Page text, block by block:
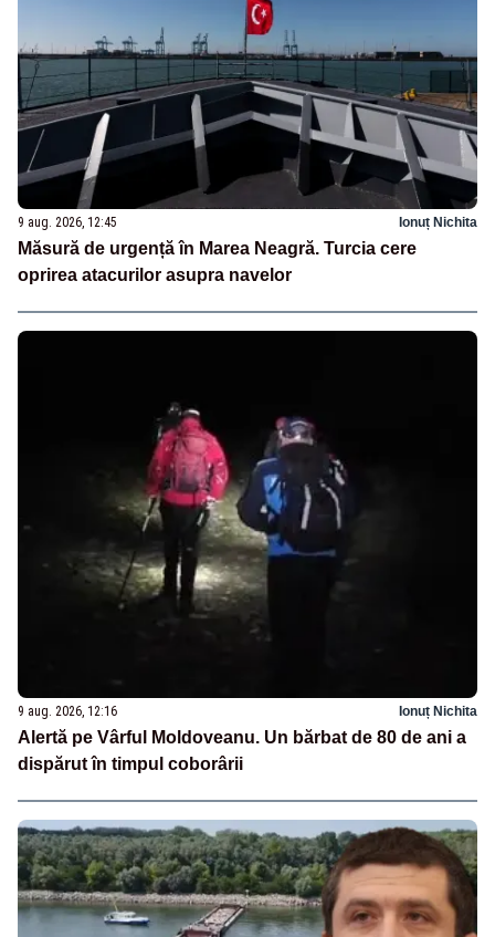
9 aug. 2026, 12:45 Ionuț Nichita
Măsură de urgență în Marea Neagră. Turcia cere
oprirea atacurilor asupra navelor
9 aug. 2026, 12:16 Ionuț Nichita
Alertă pe Vârful Moldoveanu. Un bărbat de 80 de ani a
dispărut în timpul coborârii